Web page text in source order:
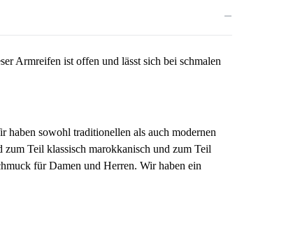
Armreifen ist offen und lässt sich bei schmalen
haben sowohl traditionellen als auch modernen
Teil klassisch marokkanisch und zum Teil
für Damen und Herren. Wir haben ein